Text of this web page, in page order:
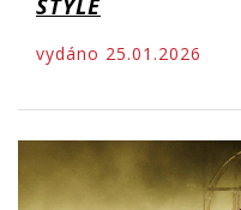
STYLE
vydáno 25.01.2026